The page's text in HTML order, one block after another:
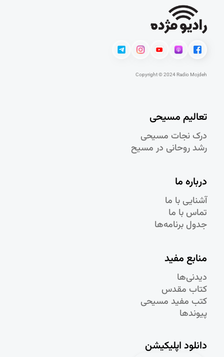
Copyright © 2024 Radio Mojdeh
تعالیم مسیحی
درک نجات مسيحی
رشد روحانی در مسيح
درباره ما
آشنایی با ما
تماس با ما
جدول برنامه‌ها
منابع مفید
دیدنی‌ها
کتاب مقدس
کتب مفید مسیحی
پیوندها
دانلود اپلیکیشن